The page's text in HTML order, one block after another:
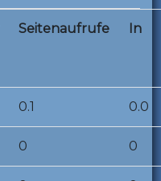
Seitenaufrufe In
0.1 0.0
0 0